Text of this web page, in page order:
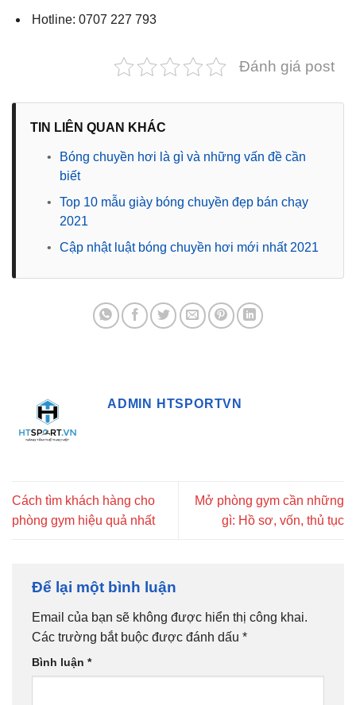
Hotline: 0707 227 793
Đánh giá post
TIN LIÊN QUAN KHÁC
•
Bóng chuyền hơi là gì và những vấn đề cần
biết
•
Top 10 mẫu giày bóng chuyền đẹp bán chạy
2021
•
Cập nhật luật bóng chuyền hơi mới nhất 2021
ADMIN HTSPORTVN
Cách tìm khách hàng cho
phòng gym hiệu quả nhất
Mở phòng gym cần những
gì: Hồ sơ, vốn, thủ tục
Để lại một bình luận
Email của bạn sẽ không được hiển thị công khai.
Các trường bắt buộc được đánh dấu *
Bình luận *